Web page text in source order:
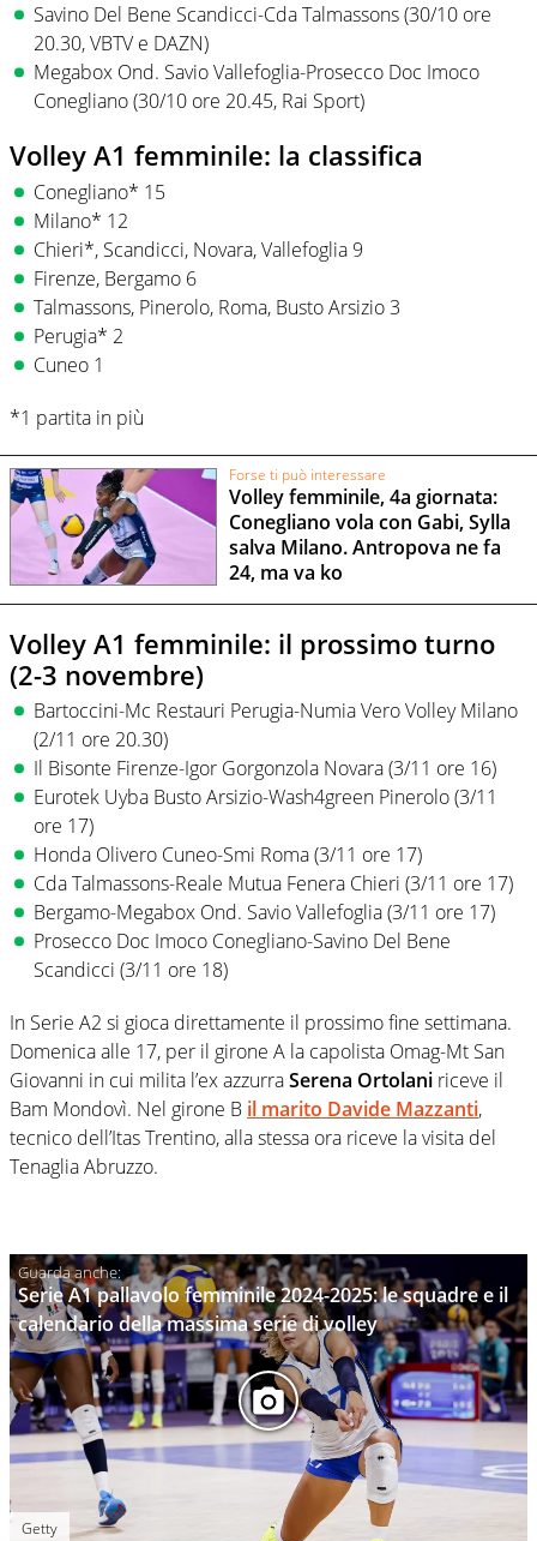
Savino Del Bene Scandicci-Cda Talmassons (30/10 ore
20.30, VBTV e DAZN)
Megabox Ond. Savio Vallefoglia-Prosecco Doc Imoco
Conegliano (30/10 ore 20.45, Rai Sport)
Volley A1 femminile: la classifica
Conegliano* 15
Milano* 12
Chieri*, Scandicci, Novara, Vallefoglia 9
Firenze, Bergamo 6
Talmassons, Pinerolo, Roma, Busto Arsizio 3
Perugia* 2
Cuneo 1
*1 partita in più
Forse ti può interessare
Volley femminile, 4a giornata:
Conegliano vola con Gabi, Sylla
salva Milano. Antropova ne fa
24, ma va ko
Volley A1 femminile: il prossimo turno
(2-3 novembre)
Bartoccini-Mc Restauri Perugia-Numia Vero Volley Milano
(2/11 ore 20.30)
Il Bisonte Firenze-Igor Gorgonzola Novara (3/11 ore 16)
Eurotek Uyba Busto Arsizio-Wash4green Pinerolo (3/11
ore 17)
Honda Olivero Cuneo-Smi Roma (3/11 ore 17)
Cda Talmassons-Reale Mutua Fenera Chieri (3/11 ore 17)
Bergamo-Megabox Ond. Savio Vallefoglia (3/11 ore 17)
Prosecco Doc Imoco Conegliano-Savino Del Bene
Scandicci (3/11 ore 18)
In Serie A2 si gioca direttamente il prossimo fine settimana.
Domenica alle 17, per il girone A la capolista Omag-Mt San
Giovanni in cui milita l’ex azzurraSerena Ortolani riceve il
Bam Mondovì. Nel girone B il marito Davide Mazzanti,
tecnico dell’Itas Trentino, alla stessa ora riceve la visita del
Tenaglia Abruzzo.
Serie A1 pallavolo femminile 2024-2025: le squadre e il
calendario della massima serie di volley
Getty